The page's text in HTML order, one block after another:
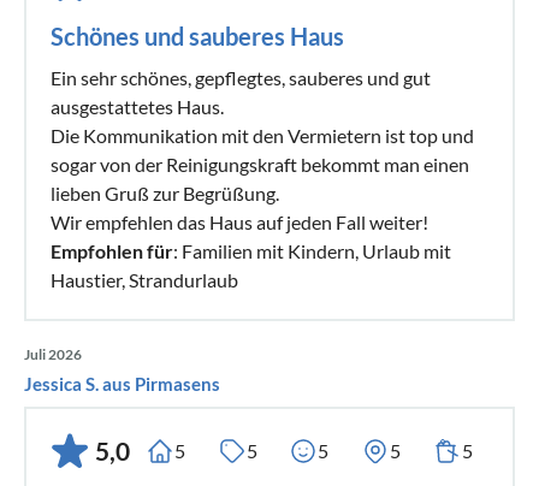
Schönes und sauberes Haus
Ein sehr schönes, gepflegtes, sauberes und gut
ausgestattetes Haus.
Die Kommunikation mit den Vermietern ist top und
sogar von der Reinigungskraft bekommt man einen
lieben Gruß zur Begrüßung.
Wir empfehlen das Haus auf jeden Fall weiter!
Empfohlen für: Familien mit Kindern, Urlaub mit
Haustier, Strandurlaub
Juli 2026
Jessica S. aus Pirmasens
5,0 5 5 5 5 5